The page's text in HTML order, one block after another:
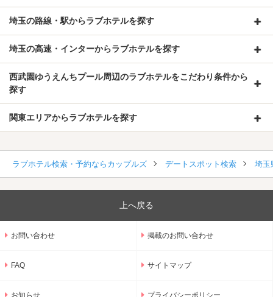
埼玉の路線・駅からラブホテルを探す
埼玉の高速・インターからラブホテルを探す
西武園ゆうえんちプール周辺のラブホテルをこだわり条件から
探す
関東エリアからラブホテルを探す
ラブホテル検索・予約ならカップルズ デートスポット検索 埼玉
上へ戻る
お問い合わせ 掲載のお問い合わせ
FAQ サイトマップ
お知らせ プライバシーポリシー